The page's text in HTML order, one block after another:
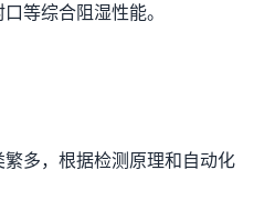
等综合阻湿性能。
多，根据检测原理和自动化